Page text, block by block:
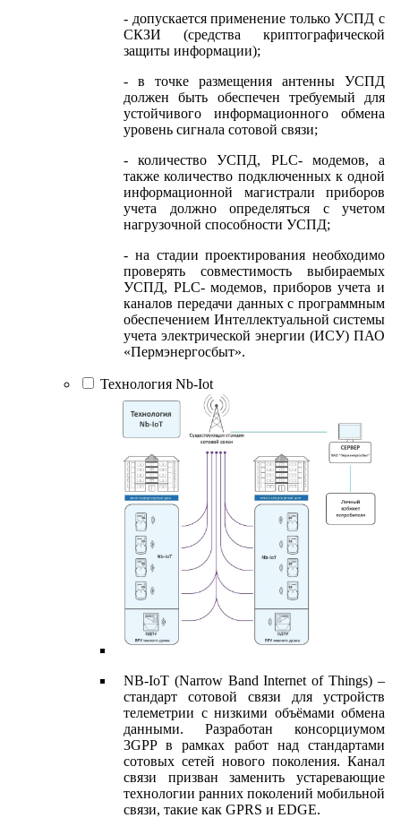
- допускается применение только УСПД с
СКЗИ (средства криптографической
защиты информации);
- в точке размещения антенны УСПД
должен быть обеспечен требуемый для
устойчивого информационного обмена
уровень сигнала сотовой связи;
- количество УСПД, PLC- модемов, а
также количество подключенных к одной
информационной магистрали приборов
учета должно определяться с учетом
нагрузочной способности УСПД;
- на стадии проектирования необходимо
проверять совместимость выбираемых
УСПД, PLC- модемов, приборов учета и
каналов передачи данных с программным
обеспечением Интеллектуальной системы
учета электрической энергии (ИСУ) ПАО
«Пермэнергосбыт».
Технология Nb-Iot
NB-IoT (Narrow Band Internet of Things) –
стандарт сотовой связи для устройств
телеметрии с низкими объёмами обмена
данными. Разработан консорциумом
3GPP в рамках работ над стандартами
сотовых сетей нового поколения. Канал
связи призван заменить устаревающие
технологии ранних поколений мобильной
связи, такие как GPRS и EDGE.